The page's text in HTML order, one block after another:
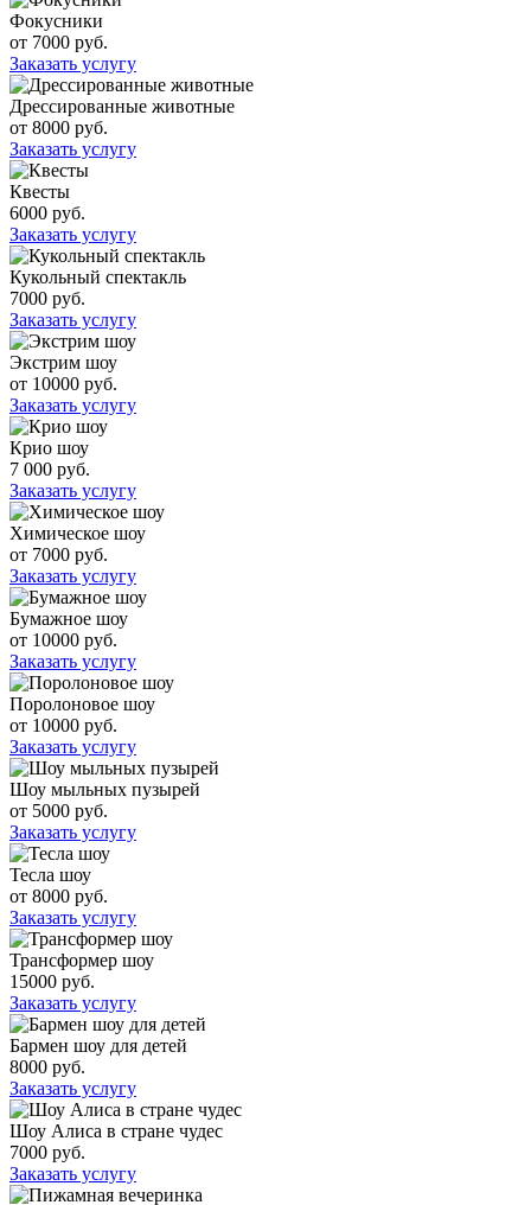
Фокусники
от 7000 руб.
Заказать услугу
Дрессированные животные
от 8000 руб.
Заказать услугу
Квесты
6000 руб.
Заказать услугу
Кукольный спектакль
7000 руб.
Заказать услугу
Экстрим шоу
от 10000 руб.
Заказать услугу
Крио шоу
7 000 руб.
Заказать услугу
Химическое шоу
от 7000 руб.
Заказать услугу
Бумажное шоу
от 10000 руб.
Заказать услугу
Поролоновое шоу
от 10000 руб.
Заказать услугу
Шоу мыльных пузырей
от 5000 руб.
Заказать услугу
Тесла шоу
от 8000 руб.
Заказать услугу
Трансформер шоу
15000 руб.
Заказать услугу
Бармен шоу для детей
8000 руб.
Заказать услугу
Шоу Алиса в стране чудес
7000 руб.
Заказать услугу